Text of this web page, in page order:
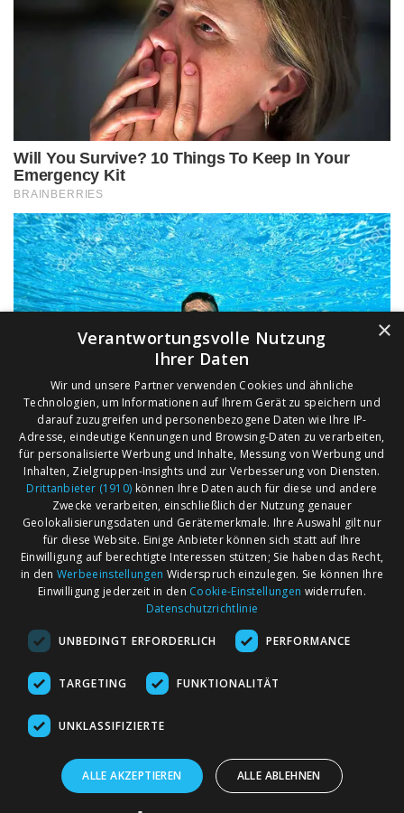
AGB
Impressum
Kontakt
Märkte nach Bundesländern
Märkte nach PLZ
Märkte nach Umkreis
Flohmarkt
×
Verantwortungsvolle Nutzung
Ihrer Daten
Wir und unsere Partner verwenden Cookies und ähnliche
Technologien, um Informationen auf Ihrem Gerät zu speichern und
darauf zuzugreifen und personenbezogene Daten wie Ihre IP-
Adresse, eindeutige Kennungen und Browsing-Daten zu verarbeiten,
für personalisierte Werbung und Inhalte, Messung von Werbung und
Inhalten, Zielgruppen-Insights und zur Verbesserung von Diensten.
Drittanbieter (1910) können Ihre Daten auch für diese und andere
Zwecke verarbeiten, einschließlich der Nutzung genauer
Geolokalisierungsdaten und Gerätemerkmale. Ihre Auswahl gilt nur
für diese Website. Einige Anbieter können sich statt auf Ihre
Einwilligung auf berechtigte Interessen stützen; Sie haben das Recht,
in den Werbeeinstellungen Widerspruch einzulegen. Sie können Ihre
Einwilligung jederzeit in den Cookie-Einstellungen widerrufen.
Datenschutzrichtlinie
UNBEDINGT ERFORDERLICH PERFORMANCE
TARGETING FUNKTIONALITÄT
UNKLASSIFIZIERTE
ALLE AKZEPTIEREN ALLE ABLEHNEN